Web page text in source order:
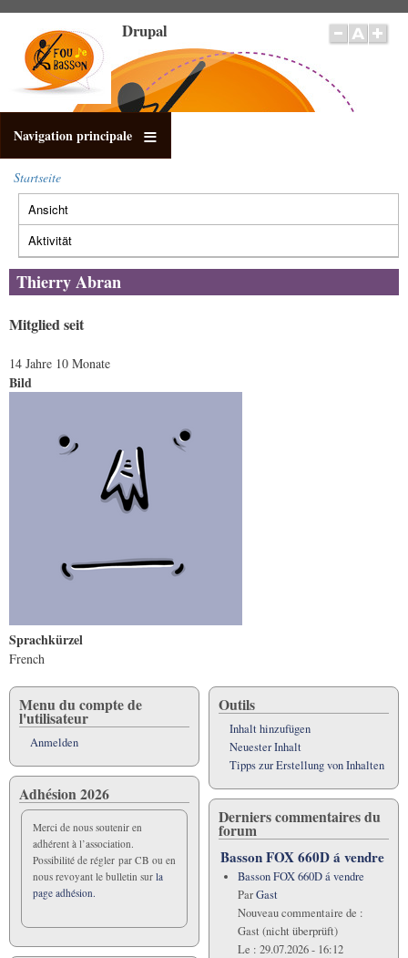
Inhalt
Drupal
Navigation principale
Pfadnavigation
Startseite
Primäre
Reiter
Ansicht
Reiter)
Aktivität
Thierry Abran
Mitglied seit
14 Jahre 10 Monate
Bild
Sprachkürzel
French
Menu du compte de
l'utilisateur
Anmelden
Adhésion 2026
Merci de nous soutenir en
adhérent à l’association.
Possibilité de régler par CB ou en
nous revoyant le bulletin sur la
page adhésion.
Outils
Inhalt hinzufügen
Neuester Inhalt
Tipps zur Erstellung von Inhalten
Derniers commentaires du
forum
Basson FOX 660D á vendre
Basson FOX 660D á vendre
ParGast
Nouveau commentaire de :
Gast (nicht überprüft)
Le : 29.07.2026 - 16:12